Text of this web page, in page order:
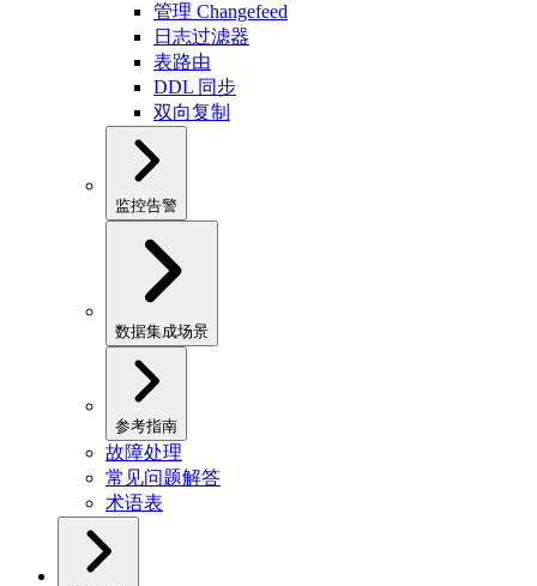
管理 Changefeed
日志过滤器
表路由
DDL 同步
双向复制
监控告警
数据集成场景
参考指南
故障处理
常见问题解答
术语表